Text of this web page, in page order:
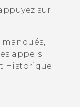
sur
manqués,
appels
Historique